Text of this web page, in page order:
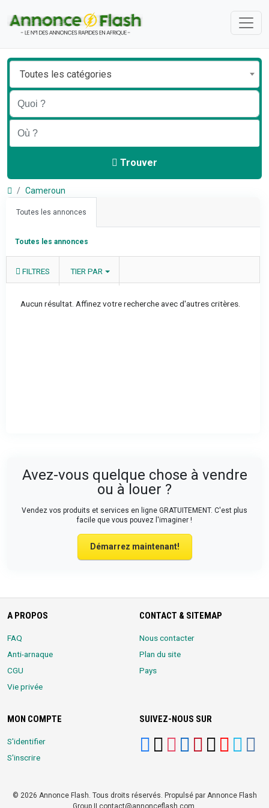
Toutes les catégories
Trouver
Cameroun
Toutes les annonces
Toutes les annonces
FILTRES TIER PAR
Aucun résultat. Affinez votre recherche avec d'autres critères.
Avez-vous quelque chose à vendre
ou à louer ?
Vendez vos produits et services en ligne GRATUITEMENT. C'est plus
facile que vous pouvez l'imaginer !
Démarrez maintenant!
A PROPOS
FAQ
Anti-arnaque
CGU
Vie privée
CONTACT & SITEMAP
Nous contacter
Plan du site
Pays
MON COMPTE
S'identifier
S'inscrire
SUIVEZ-NOUS SUR
© 2026 Annonce Flash. Tous droits réservés. Propulsé par Annonce Flash
Group || contact@annonceflash.com.